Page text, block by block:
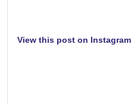
View this post on Instagram